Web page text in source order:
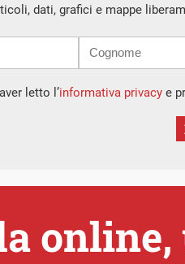
dati, grafici e mappe
letto l’informativa privacye